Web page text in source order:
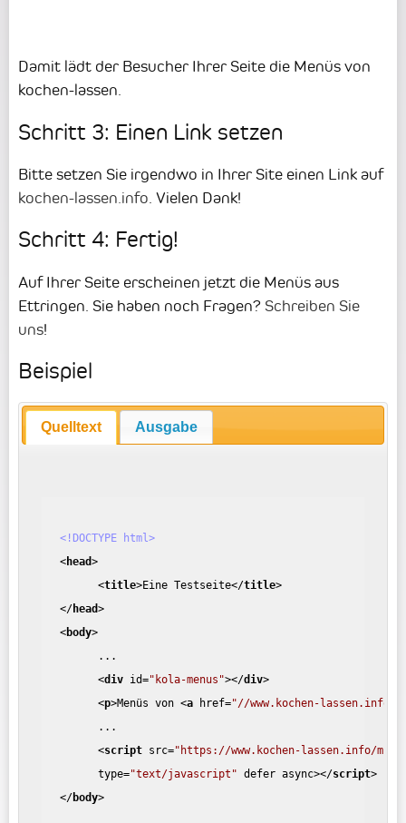
Damit lädt der Besucher Ihrer Seite die Menüs von
kochen-lassen.
Schritt 3: Einen Link setzen
Bitte setzen Sie irgendwo in Ihrer Site einen Link auf
kochen-lassen.info. Vielen Dank!
Schritt 4: Fertig!
Auf Ihrer Seite erscheinen jetzt die Menüs aus
Ettringen. Sie haben noch Fragen? Schreiben Sie
uns!
Beispiel
Quelltext Ausgabe
<!DOCTYPE html>
<head>
<title>Eine Testseite</title>
</head>
<body>
...
<div id="kola-menus"></div>
<p>Menüs von <a href="//www.kochen-lassen.info"
...
<script src="https://www.kochen-lassen.info/
type="text/javascript" defer async></script>
</body>